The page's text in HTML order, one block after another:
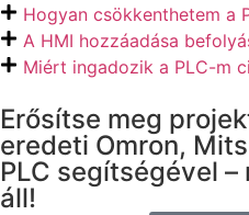
Hogyan csökkenthetem a
A HMI hozzáadása
Miért ingadozik a PLC-m
Erősítse meg
eredeti Omron,
PLC segítségével
áll!